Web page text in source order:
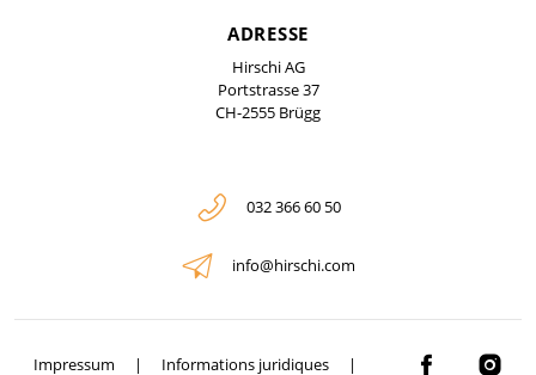
ADRESSE
Hirschi AG
Portstrasse 37
CH-2555 Brügg
032 366 60 50
info@hirschi.com
Impressum Informations juridiques